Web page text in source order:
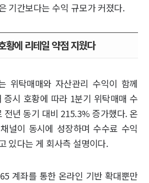
기간보다는 수익 규모가 커졌다.
황에 리테일 약점 지웠다
위탁매매와 자산관리 수익이 함께
증시 호황에 따라 1분기 위탁매매 수
전년 동기 대비 215.3% 증가했다. 온
널이 동시에 성장하며 수수료 수익
있다는 게 회사측 설명이다.
계좌를 통한 온라인 기반 확대뿐만